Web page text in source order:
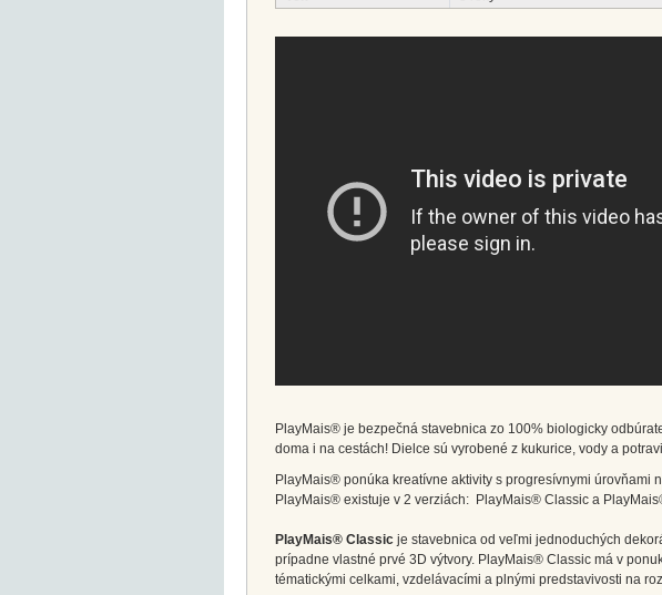
PlayMais® je bezpečná stavebnica zo 100% biologicky
doma i na cestách! Dielce sú vyrobené z kukurice, vody a
PlayMais® ponúka kreatívne aktivity s progresívnymi úrovňami
PlayMais® existuje v 2 verziách: PlayMais® Classic a
PlayMais® Classic je stavebnica od veľmi jednoduchých
prípadne vlastné prvé 3D výtvory. PlayMais® Classic má v
tématickými celkami, vzdelávacími a plnými predstavivosti na